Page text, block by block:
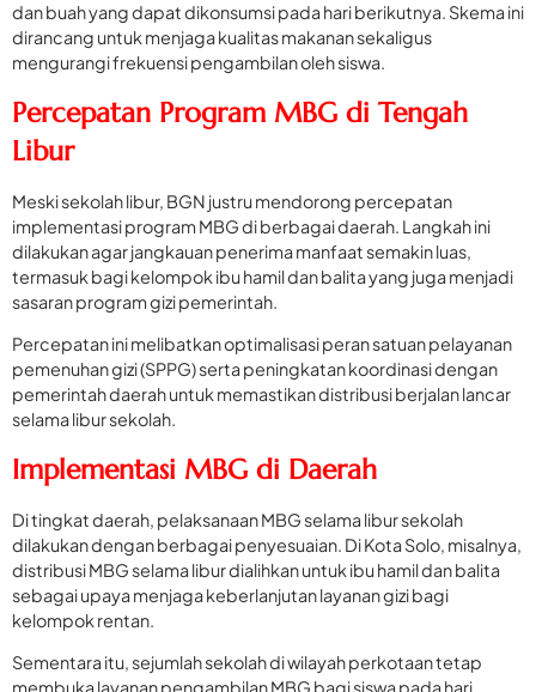
dan buah yang dapat dikonsumsi pada hari berikutnya. Skema ini
dirancang untuk menjaga kualitas makanan sekaligus
mengurangi frekuensi pengambilan oleh siswa.
Percepatan Program MBG di Tengah
Libur
Meski sekolah libur, BGN justru mendorong percepatan
implementasi program MBG di berbagai daerah. Langkah ini
dilakukan agar jangkauan penerima manfaat semakin luas,
termasuk bagi kelompok ibu hamil dan balita yang juga menjadi
sasaran program gizi pemerintah.
Percepatan ini melibatkan optimalisasi peran satuan pelayanan
pemenuhan gizi (SPPG) serta peningkatan koordinasi dengan
pemerintah daerah untuk memastikan distribusi berjalan lancar
selama libur sekolah.
Implementasi MBG di Daerah
Di tingkat daerah, pelaksanaan MBG selama libur sekolah
dilakukan dengan berbagai penyesuaian. Di Kota Solo, misalnya,
distribusi MBG selama libur dialihkan untuk ibu hamil dan balita
sebagai upaya menjaga keberlanjutan layanan gizi bagi
kelompok rentan.
Sementara itu, sejumlah sekolah di wilayah perkotaan tetap
membuka layanan pengambilan MBG bagi siswa pada hari